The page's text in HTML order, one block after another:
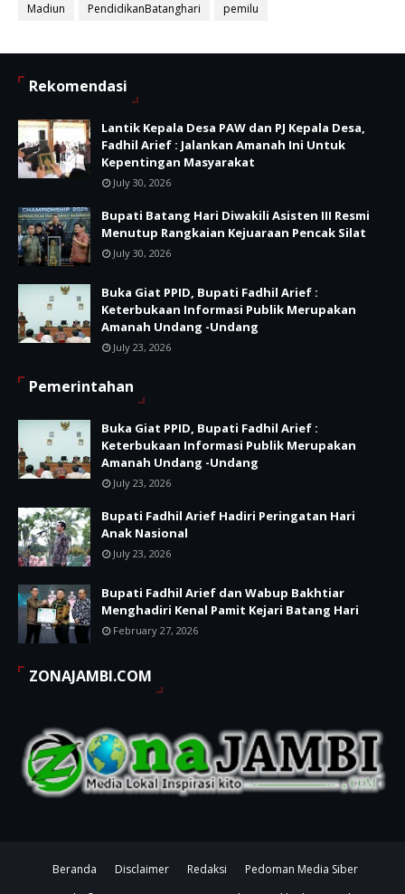
Madiun
PendidikanBatanghari pemilu
Rekomendasi
Lantik Kepala Desa PAW dan PJ Kepala Desa,
Fadhil Arief : Jalankan Amanah Ini Untuk
Kepentingan Masyarakat
July 30, 2026
Bupati Batang Hari Diwakili Asisten III Resmi
Menutup Rangkaian Kejuaraan Pencak Silat
July 30, 2026
Buka Giat PPID, Bupati Fadhil Arief :
Keterbukaan Informasi Publik Merupakan
Amanah Undang -Undang
July 23, 2026
Pemerintahan
Buka Giat PPID, Bupati Fadhil Arief :
Keterbukaan Informasi Publik Merupakan
Amanah Undang -Undang
July 23, 2026
Bupati Fadhil Arief Hadiri Peringatan Hari
Anak Nasional
July 23, 2026
Bupati Fadhil Arief dan Wabup Bakhtiar
Menghadiri Kenal Pamit Kejari Batang Hari
February 27, 2026
ZONAJAMBI.COM
Beranda Disclaimer Redaksi
Pedoman Media Siber